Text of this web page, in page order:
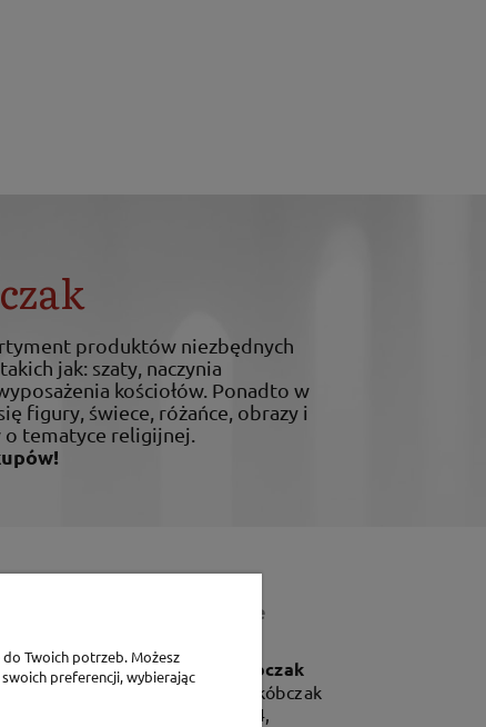
produktów niezbędnych
jak: szaty, naczynia
kościołów. Ponadto w
figury, świece, różańce, obrazy i
tematyce religijnej.
Dane teleadresowe
P.H. Jakóbczak
Dorota Jakóbczak
Bialska 2/4,
Twoich potrzeb. Możesz
preferencji, wybierając